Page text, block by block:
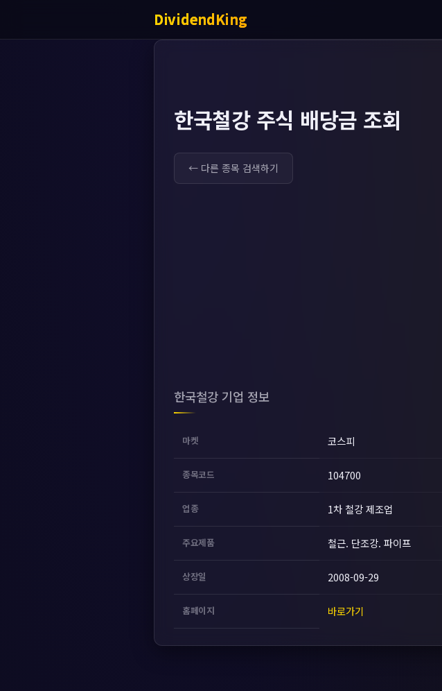
DividendKing
한국철강 주식 배당금 조회
← 다른 종목 검색하기
한국철강 기업 정보
마켓 코스피
종목코드 104700
업종 1차 철강 제조업
주요제품 철근. 단조강. 파이프
상장일 2008-09-29
홈페이지 바로가기